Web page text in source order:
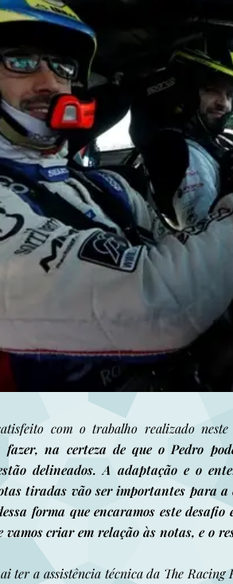
com o trabalho realizado
na certeza de que o Pedro
delineados. A adaptação e o
tiradas vão ser importantes para
forma que encaramos este
criar em relação às notas, e o
ter a assistência técnica da The